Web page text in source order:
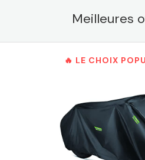
Meilleures
🔥 LE CHOIX